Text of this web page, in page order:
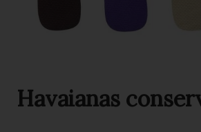
Havaianas